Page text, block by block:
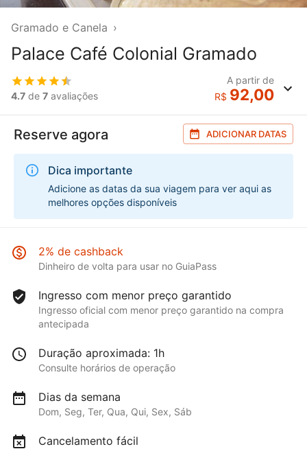
Gramado e Canela ›
Palace Café Colonial Gramado
4.7 de 7 avaliações
A partir de
R$ 92,00
Reserve agora ADICIONAR DATAS
Dica importante
Adicione as datas da sua viagem para ver aqui as
melhores opções disponíveis
2% de cashback
Dinheiro de volta para usar no GuiaPass
Ingresso com menor preço garantido
Ingresso oficial com menor preço garantido na compra
antecipada
Duração aproximada: 1h
Consulte horários de operação
Dias da semana
Dom, Seg, Ter, Qua, Qui, Sex, Sáb
Cancelamento fácil